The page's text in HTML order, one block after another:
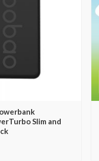
Slim and